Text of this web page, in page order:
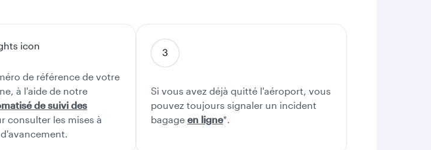
de référence de votre
à l'aide de notre
de suivi des
consulter les mises à
Si vous avez déjà quitté l'aéroport, vous
pouvez toujours signaler un incident
bagage en ligne*.